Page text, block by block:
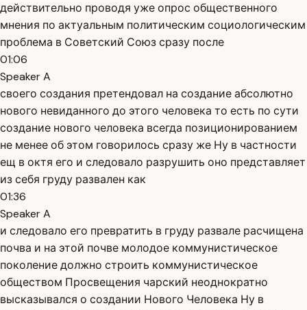
действительно проводя уже опрос общественного
мнения по актуальным политическим социологическим
проблема в Советский Союз сразу после
01:06
Speaker A
своего создания претендовал на создание абсолютно
нового невиданного до этого человека то есть по сути
создание нового человека всегда позиционированием
не менее об этом говорилось сразу же Ну в частности
ещ в октя его и следовало разрушить оно представляет
из себя груду развален как
01:36
Speaker A
и следовало его превратить в груду развале расчищена
почва и на этой почве молодое коммунистическое
поколение должно строить коммунистическое
обществом Просвещения чарский неоднократно
высказывался о создании Нового Человека Ну в